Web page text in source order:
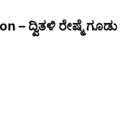
– ದ್ವಿತಳಿ ರೇಷ್ಮೆ ಗೂಡು